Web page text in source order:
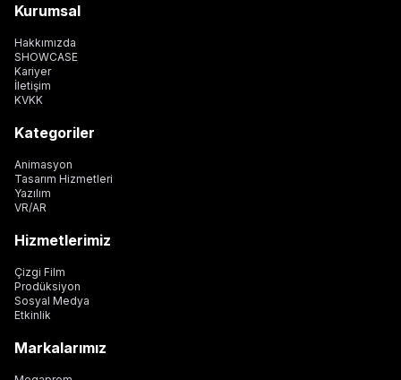
Kurumsal
Hakkımızda
SHOWCASE
Kariyer
İletişim
KVKK
Kategoriler
Animasyon
Tasarım Hizmetleri
Yazılım
VR/AR
Hizmetlerimiz
Çizgi Film
Prodüksiyon
Sosyal Medya
Etkinlik
Markalarımız